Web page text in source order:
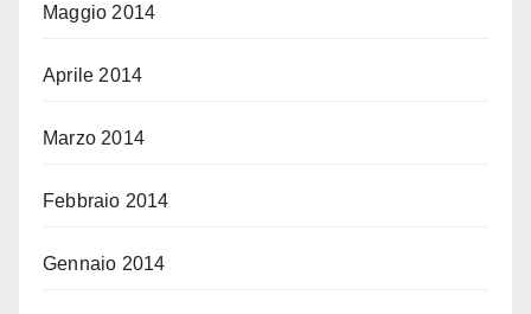
Maggio 2014
Aprile 2014
Marzo 2014
Febbraio 2014
Gennaio 2014